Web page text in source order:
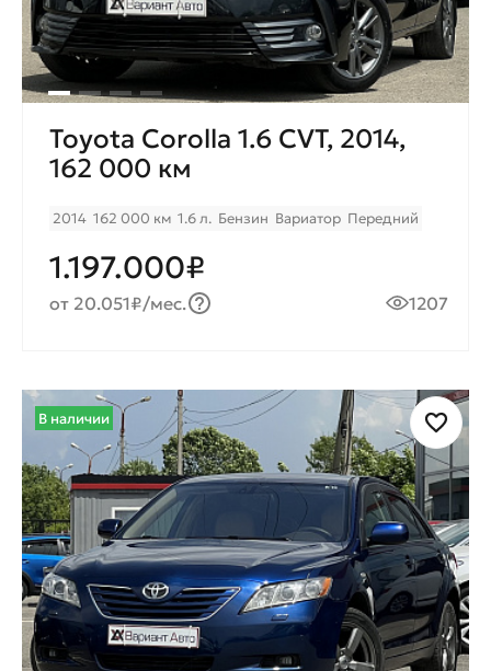
Toyota Corolla 1.6 CVT, 2014,
162 000 км
2014 162 000 км 1.6 л. Бензин Вариатор Передний
1.197.000₽
от 20.051₽/мес. 1207
В наличии